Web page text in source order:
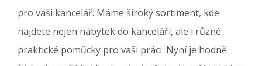
pro vaši kancelář. Máme široký sortiment, kde
najdete nejen nábytek do kanceláří, ale i různé
praktické pomůcky pro vaši práci. Nyní je hodně